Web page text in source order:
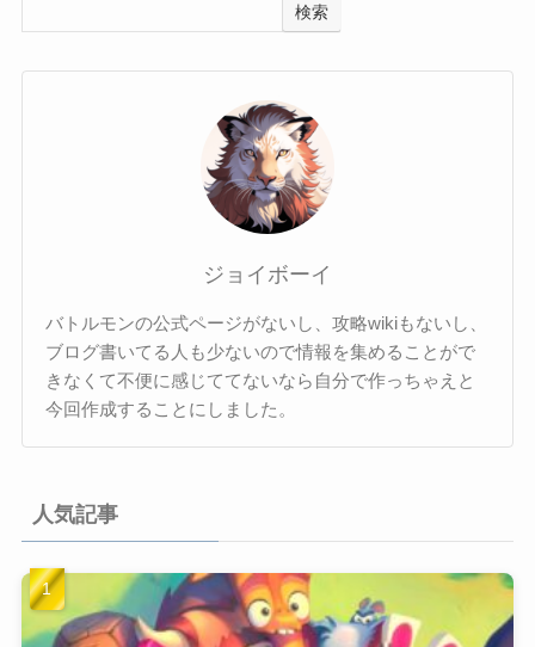
検索
ジョイボーイ
バトルモンの公式ページがないし、攻略wikiもないし、
ブログ書いてる人も少ないので情報を集めることがで
きなくて不便に感じててないなら自分で作っちゃえと
今回作成することにしました。
人気記事